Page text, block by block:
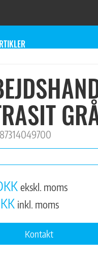
ekskl. moms
inkl. moms
Kontakt